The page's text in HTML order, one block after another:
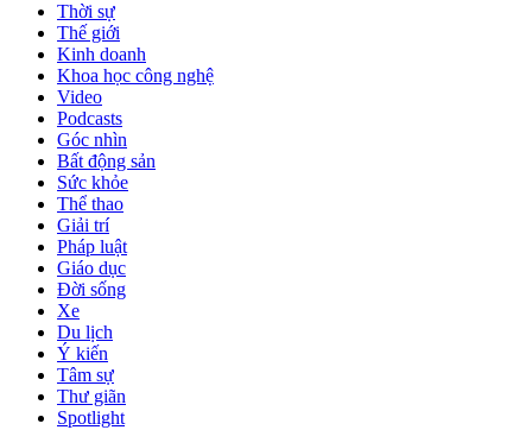
Thời sự
Thế giới
Kinh doanh
Khoa học công nghệ
Video
Podcasts
Góc nhìn
Bất động sản
Sức khỏe
Thể thao
Giải trí
Pháp luật
Giáo dục
Đời sống
Xe
Du lịch
Ý kiến
Tâm sự
Thư giãn
Spotlight